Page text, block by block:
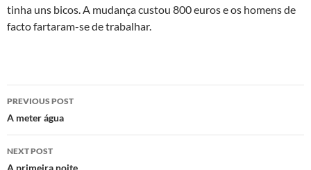
tinha uns bicos. A mudança custou 800 euros e os homens de
facto fartaram-se de trabalhar.
Post
navigation
PREVIOUS POST
A meter água
NEXT POST
A primeira noite